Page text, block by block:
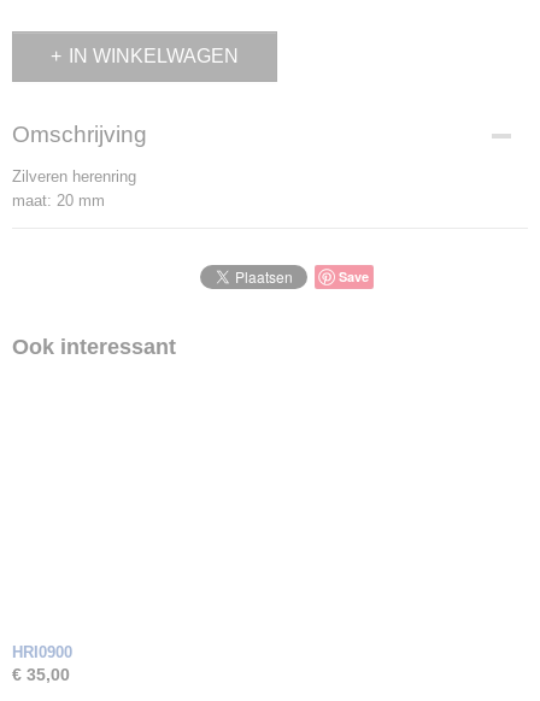
IN WINKELWAGEN
Omschrijving
Zilveren herenring
maat: 20 mm
Save
Ook interessant
HRI0900
€ 35,00